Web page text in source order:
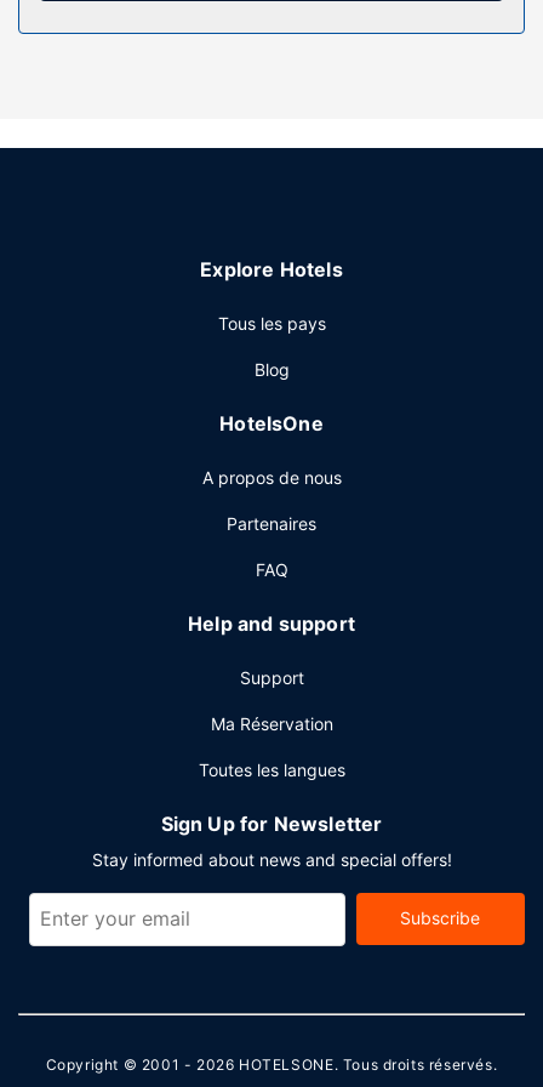
continental gratuit est servi en semaine de 07 h 30 à
ascenseur et du café dans les espaces communs. Si vous
cet hôtel qui dispose d'espaces événements mesurant 20
Explore Hotels
Tous les pays
Blog
HotelsOne
A propos de nous
Partenaires
FAQ
Help and support
Support
Ma Réservation
Toutes les langues
Sign Up for Newsletter
Stay informed about news and special offers!
Subscribe
Copyright © 2001 - 2026 HOTELSONE. Tous droits réservés.